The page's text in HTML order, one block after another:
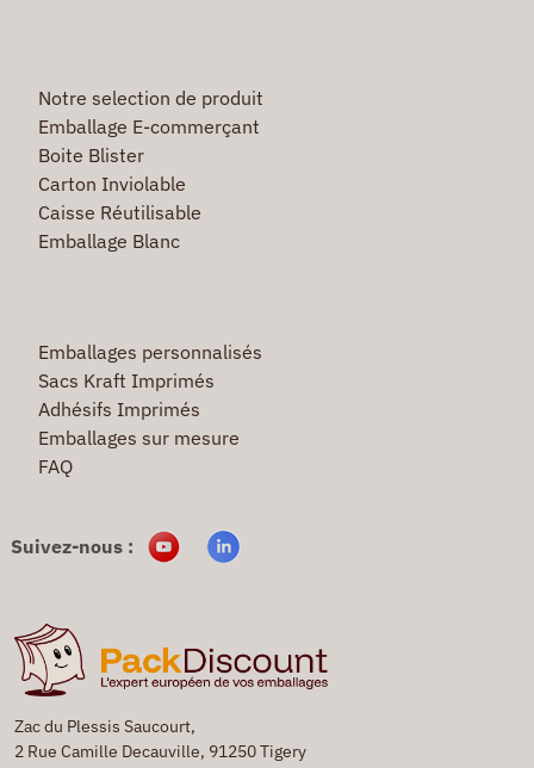
Zac du Plessis Saucourt,
2 Rue Camille Decauville, 91250 Tigery
Notre selection de produit
Emballage E-commerçant
Boite Blister
Carton Inviolable
Caisse Réutilisable
Emballage Blanc
Emballages personnalisés
Sacs Kraft Imprimés
Adhésifs Imprimés
Emballages sur mesure
FAQ
Suivez-nous :